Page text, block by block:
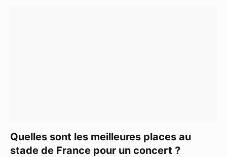
Quelles sont les meilleures places au
stade de France pour un concert ?